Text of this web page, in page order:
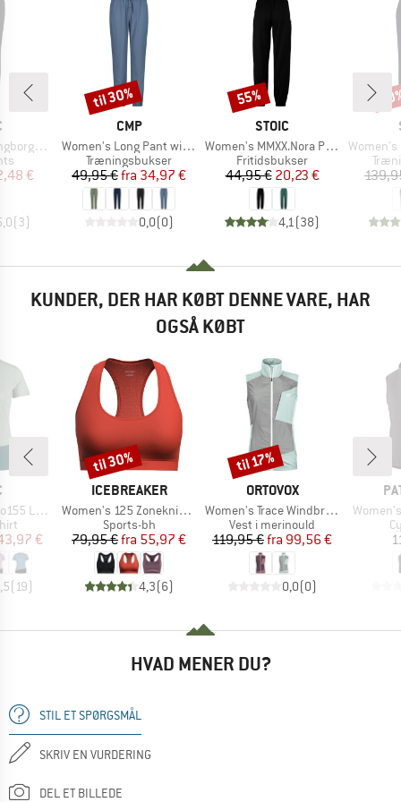
Tights
pris
€
(3)
MÆRKE
CMP
Artikel
Women's Long Pant with Back Pocket
Produktgruppe
Træningsbukser
Pris
49,95 € Nedsat pris
fra 34,97 €
0,0(0)
Rabat
til 30%
MÆRKE
STOIC
Artikel
Women's MMXX.Nora Pants
Produktgruppe
Fritidsbukser
Pris
44,95 €Nedsat pris
20,23 €
4,1 (38)
Rabat
55%
Artikel
Women's
KUNDER, DER HAR KØBT DENNE VARE, HAR
OGSÅ KØBT
T-Shirt
pris
€
(19)
MÆRKE
ICEBREAKER
Artikel
Women's 125 Zoneknit Racerback Bra
Produktgruppe
Sports-bh
Pris
79,95 € Nedsat pris
fra 55,97 €
4,3(6)
Rabat
til 30%
MÆRKE
ORTOVOX
Artikel
Women's Trace Windbreaker Vest
Produktgruppe
Vest i merinould
Pris
119,95 € Nedsat pris
fra 99,56 €
0,0(0)
Rabat
til 17%
Artikel
HVAD MENER DU?
STIL ET SPØRGSMÅL
SKRIV EN VURDERING
DEL ET BILLEDE